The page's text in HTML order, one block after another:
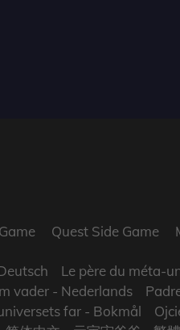
Quest Side Game
Le père du méta-
vader- Nederlands
far- Bokmål